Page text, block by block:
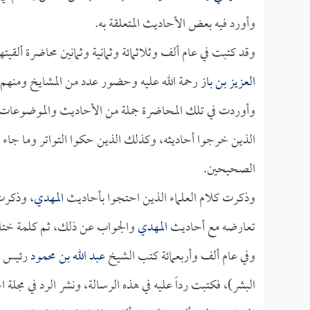
وأورد فيه بعض الأحاديث المتعلقة به.
وقد كتبت في عام ألف وثلاثمائة وثمانية وثمانين محاضرة
العزيز بن بازرحمة الله عليه وحضور عدد من المشايخ
وأوردت في تلك المحاضرة جملة من الأحاديث
الذين خرجوا أحاديثه، وكذلك الذين حكوا التواتر وما
الصحيحين.
وذكرت كلام العلماء الذين احتجوا بأحاديثالمهدي،
تعارضه مع أحاديثالمهديوالجواب عن ذلك، ثم كلمة
وفي عام ألف وأربعمائة كتب الشيخعبد الله بن محمودرئيس
البشر)، فكتبت رداً عليه في هذه الرسالة، ونشر الرد في